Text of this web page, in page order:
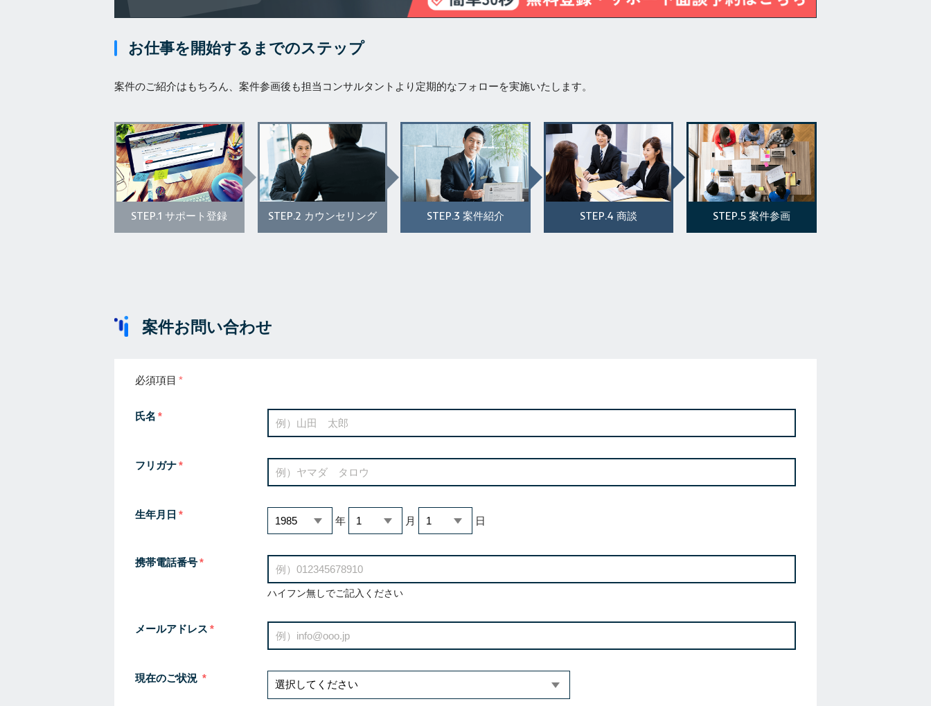
お仕事を開始するまでのステップ
案件のご紹介はもちろん、案件参画後も担当コンサルタントより定期的なフォローを実施いたします。
STEP.1 サポート登録 STEP.2 カウンセリング STEP.3 案件紹介 STEP.4 商談 STEP.5 案件参画
案件お問い合わせ
必須項目
氏名
フリガナ
生年月日
年 月 日
携帯電話番号
ハイフン無しでご記入ください
メールアドレス
現在のご状況